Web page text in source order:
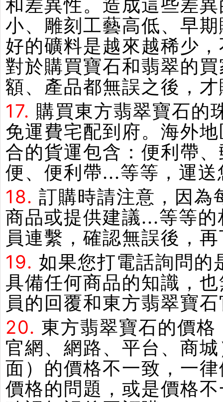
和差異性。造成這些差
小、雕刻工藝高低、早
好的礦料是越來越稀少
對於購買寶石和翡翠的
額、產品都無誤之後，
17. 購買東方翡翠寶石的
免運費宅配到府。海外
合的貨運包含：便利帶
便、便利帶...等等，運
18. 訂購時請注意，因為
商品或提供建議...等等
員連繫，確認無誤後，
19. 如果您打電話詢問的
具備任何商品的知識，
員的回覆和東方翡翠寶
20. 東方翡翠寶石的價
官網、網路、平台、商
面）的價格不一致，一
價格的問題，或是價格